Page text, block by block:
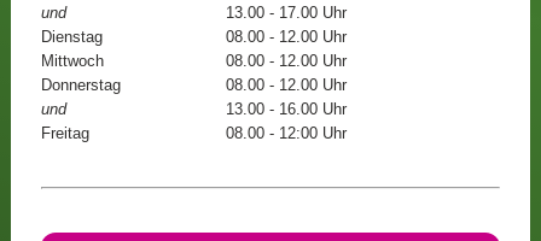
und
13.00 - 17.00 Uhr
Dienstag
08.00 - 12.00 Uhr
Mittwoch
08.00 - 12.00 Uhr
Donnerstag
08.00 - 12.00 Uhr
und
13.00 - 16.00 Uhr
Freitag
08.00 - 12:00 Uhr